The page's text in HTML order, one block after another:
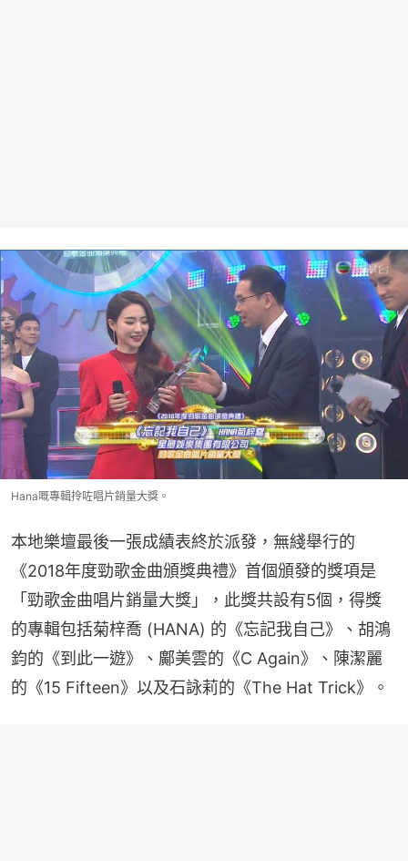
Hana嘅專輯拎咗唱片銷量大獎。
本地樂壇最後一張成績表終於派發，無綫舉行的
《2018年度勁歌金曲頒獎典禮》首個頒發的獎項是
「勁歌金曲唱片銷量大獎」，此獎共設有5個，得獎
的專輯包括菊梓喬 (HANA) 的《忘記我自己》、胡鴻
鈞的《到此一遊》、鄺美雲的《C Again》、陳潔麗
的《15 Fifteen》以及石詠莉的《The Hat Trick》。